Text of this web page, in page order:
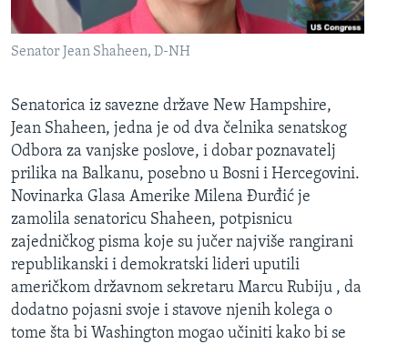
Senator Jean Shaheen, D-NH
Senatorica iz savezne države New Hampshire,
Jean Shaheen, jedna je od dva čelnika senatskog
Odbora za vanjske poslove, i dobar poznavatelj
prilika na Balkanu, posebno u Bosni i Hercegovini.
Novinarka Glasa Amerike Milena Đurđić je
zamolila senatoricu Shaheen, potpisnicu
zajedničkog pisma koje su jučer najviše rangirani
republikanski i demokratski lideri uputili
američkom državnom sekretaru Marcu Rubiju , da
dodatno pojasni svoje i stavove njenih kolega o
tome šta bi Washington mogao učiniti kako bi se